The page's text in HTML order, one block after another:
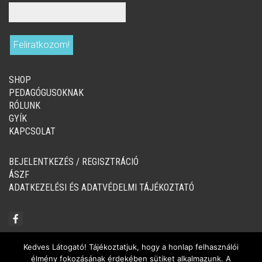
SHOP
PEDAGÓGUSOKNAK
RÓLUNK
GYÍK
KAPCSOLAT
BEJELENTKEZÉS / REGISZTRÁCIÓ
ÁSZF
ADATKEZELÉSI ÉS ADATVÉDELMI TÁJÉKOZTATÓ
Kedves Látogató! Tájékoztatjuk, hogy a honlap felhasználói
élmény fokozásának érdekében sütiket alkalmazunk. A